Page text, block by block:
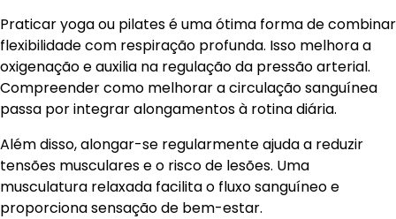
Praticar yoga ou pilates é uma ótima forma de combinar
flexibilidade com respiração profunda. Isso melhora a
oxigenação e auxilia na regulação da pressão arterial.
Compreender como melhorar a circulação sanguínea
passa por integrar alongamentos à rotina diária.
Além disso, alongar-se regularmente ajuda a reduzir
tensões musculares e o risco de lesões. Uma
musculatura relaxada facilita o fluxo sanguíneo e
proporciona sensação de bem-estar.